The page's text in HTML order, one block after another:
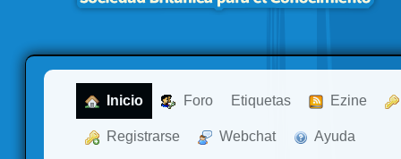
Inicio Foro Etiquetas Ezine
Registrarse Webchat Ayuda